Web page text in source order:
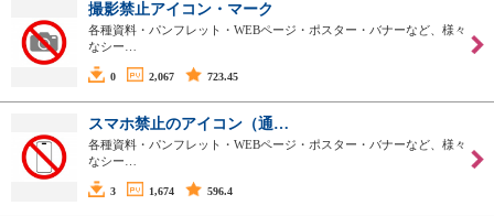
撮影禁止アイコン・マーク
各種資料・パンフレット・WEBページ・ポスター・バナーなど、様々
なシー…
0 2,067 723.45
スマホ禁止のアイコン（通…
各種資料・パンフレット・WEBページ・ポスター・バナーなど、様々
なシー…
3 1,674 596.4